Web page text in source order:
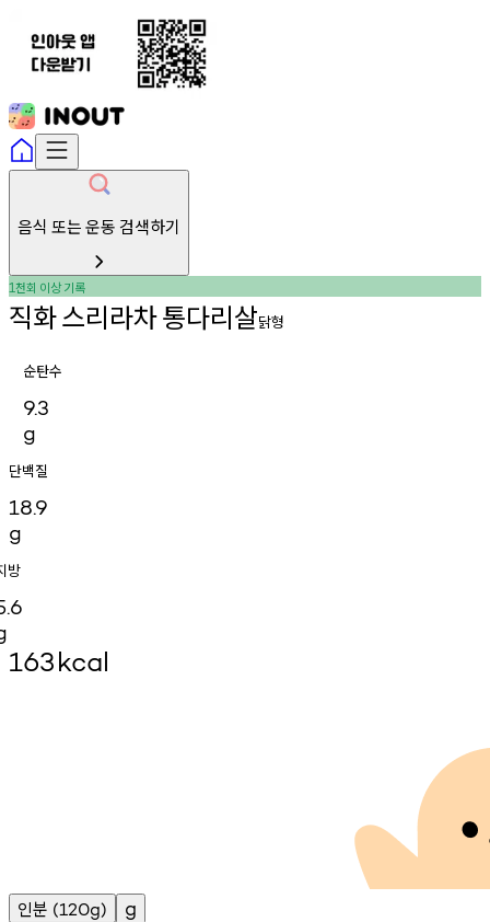
음식 또는 운동 검색하기
1천회 이상기록
직화스리라차통다리살닭형
순탄수
9.3
g
단백질
18.9
g
방
163kcal
인분 (120g) g